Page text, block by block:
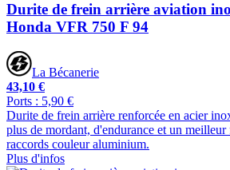
Durite de frein arrière aviation
Honda VFR 750 F 94
La Bécanerie
43,10 €
Ports : 5,90 €
Durite de frein arrière renforcée en acier
plus de mordant, d'endurance et un
raccords couleur aluminium.
Plus d'infos